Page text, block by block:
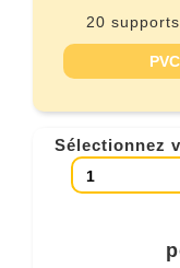
20
Sélectionnez